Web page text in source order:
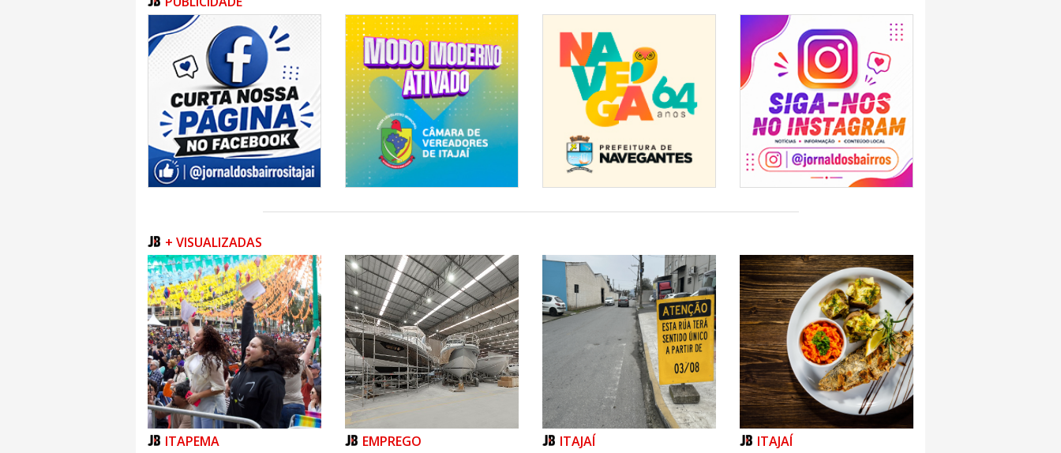
parceiros, em 45 países, por meio de 1 milhão de empresas-clientes.
Saiba mais:
Site Edenred Mobilidade: https://www.edenredmobilidade.com.br/
Site Edenred Ticket Log: https://www.ticketlog.com.br/
Facebook: https://www.facebook.com/TicketLog
Instagram: https://www.instagram.com/edenredticket.log/.
LinkedIn: https://www.linkedin.com/company/ticket-log/
Site Edenred Repom: https://www1.repom.com.br/
Facebook: https://www.facebook.com/repom.oficial
Instagram: https://www.instagram.com/edenredrepom.oficial/
LinkedIn: https://www.linkedin.com/company/repomsa/
YouTube: https://www.youtube.com/channel/UC0_lMCHln6cClw4wJoUCwUw.
ITAPEMA
07/08/2026 | 07:00
Itapema se destaca no IDEB e conquista melhor resultado da
região
+ VISUALIZADAS
ITAPEMA EMPREGO ITAJAÍ ITAJAÍ